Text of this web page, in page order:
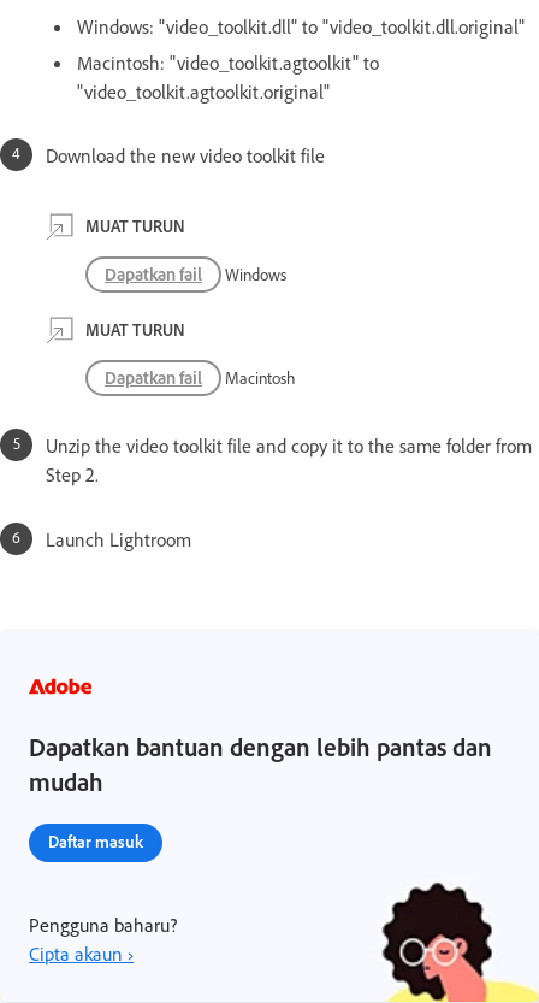
Windows: "video_toolkit.dll" to "video_toolkit.dll.original"
Macintosh: "video_toolkit.agtoolkit" to
"video_toolkit.agtoolkit.original"
Download the new video toolkit file
MUAT TURUN
Dapatkan fail Windows
MUAT TURUN
Dapatkan fail Macintosh
Unzip the video toolkit file and copy it to the same folder from
Step 2.
Launch Lightroom
Dapatkan bantuan dengan lebih pantas dan
mudah
Daftar masuk
Pengguna baharu?
Cipta akaun ›